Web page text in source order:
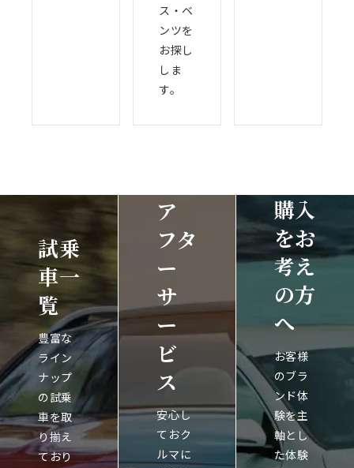
ス・ベ
ンツを
お探し
しま
す。
試乗
車一
覧
豊富な
ライン
ナップ
の試乗
車を取
り揃え
ており
ア
フタ
ー
サ
ー
ビ
ス
安心し
ておク
ルマに
購入
をお
考え
の方
へ
お客様
のブラ
ンド体
験を主
軸とし
た体験